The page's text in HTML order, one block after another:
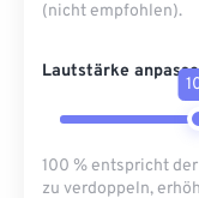
(nicht empfohlen).
Lautstärke
100 % entspricht
zu verdoppeln,